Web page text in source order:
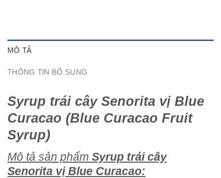
MÔ TẢ
THÔNG TIN BỔ SUNG
Syrup trái cây Senorita vị Blue
Curacao (Blue Curacao Fruit
Syrup)
Mô tả sản phẩm Syrup trái cây
Senorita vị Blue Curacao: